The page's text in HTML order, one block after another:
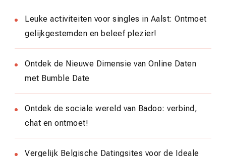
Leuke activiteiten voor singles in Aalst: Ontmoet
gelijkgestemden en beleef plezier!
Ontdek de Nieuwe Dimensie van Online Daten
met Bumble Date
Ontdek de sociale wereld van Badoo: verbind,
chat en ontmoet!
Vergelijk Belgische Datingsites voor de Ideale